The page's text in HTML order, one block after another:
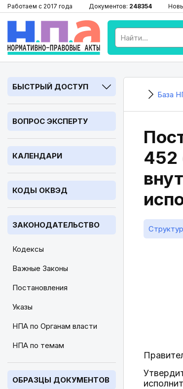
Работаем с 2017 года Документов: 248354
БЫСТРЫЙ ДОСТУП
ВОПРОС ЭКСПЕРТУ
КАЛЕНДАРИ
КОДЫ ОКВЭД
ЗАКОНОДАТЕЛЬСТВО
Кодексы
Важные Законы
Постановления
Указы
НПА по Органам власти
НПА по темам
ОБРАЗЦЫ ДОКУМЕНТОВ
База
452